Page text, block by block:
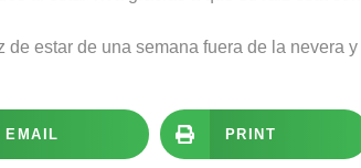
estar de una semana fuera de la nevera y
EMAIL PRINT